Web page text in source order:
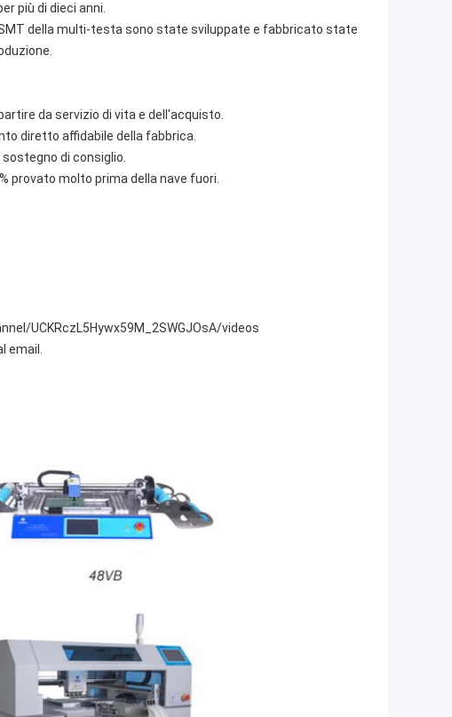
più di dieci anni.
della multi-testa sono state sviluppate e fabbricato state
da servizio di vita e dell'acquisto.
diretto affidabile della fabbrica.
di consiglio.
provato molto prima della nave fuori.
UCKRczL5Hywx59M_2SWGJOsA/videos
email.